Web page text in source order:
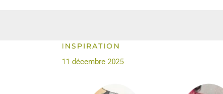
INSPIRATION
11 décembre 2025